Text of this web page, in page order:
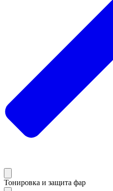
Тонировка и защита фар